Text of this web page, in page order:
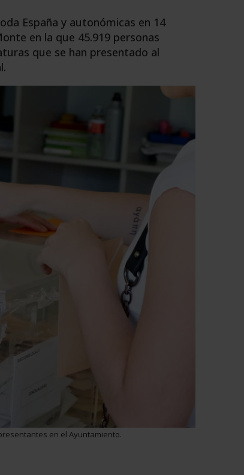
España y autonómicas en 14
en la que 45.919 personas
que se han presentado al
en el Ayuntamiento.